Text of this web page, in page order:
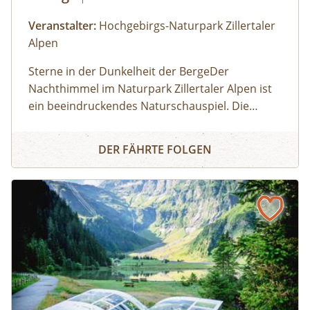
Veranstalter: Hochgebirgs-Naturpark Zillertaler
Alpen
Sterne in der Dunkelheit der BergeDer
Nachthimmel im Naturpark Zillertaler Alpen ist
ein beeindruckendes Naturschauspiel. Die
zu den Regionen, wo man den dunklen
Nachthimmel mit seinen leuchtenden Sternen
Taxi zum Melchboden auf 2.000 m Seehöhe.
Nach einer Einführung zum Kosmos und zur
Milchstraße beobachten wir mit einem Teleskop
die Sommer-Sternbilder. Unser Experte
beantwortet euch natürlich auch gerne Fragen
zum Nachthimmel, zur Nachtfotografi e oder zur
Tierwelt, die in der Nacht übrigens ziemlich aktiv
NACHTERLEBNIS TUXER ALPEN
DER FÄHRTE FOLGEN